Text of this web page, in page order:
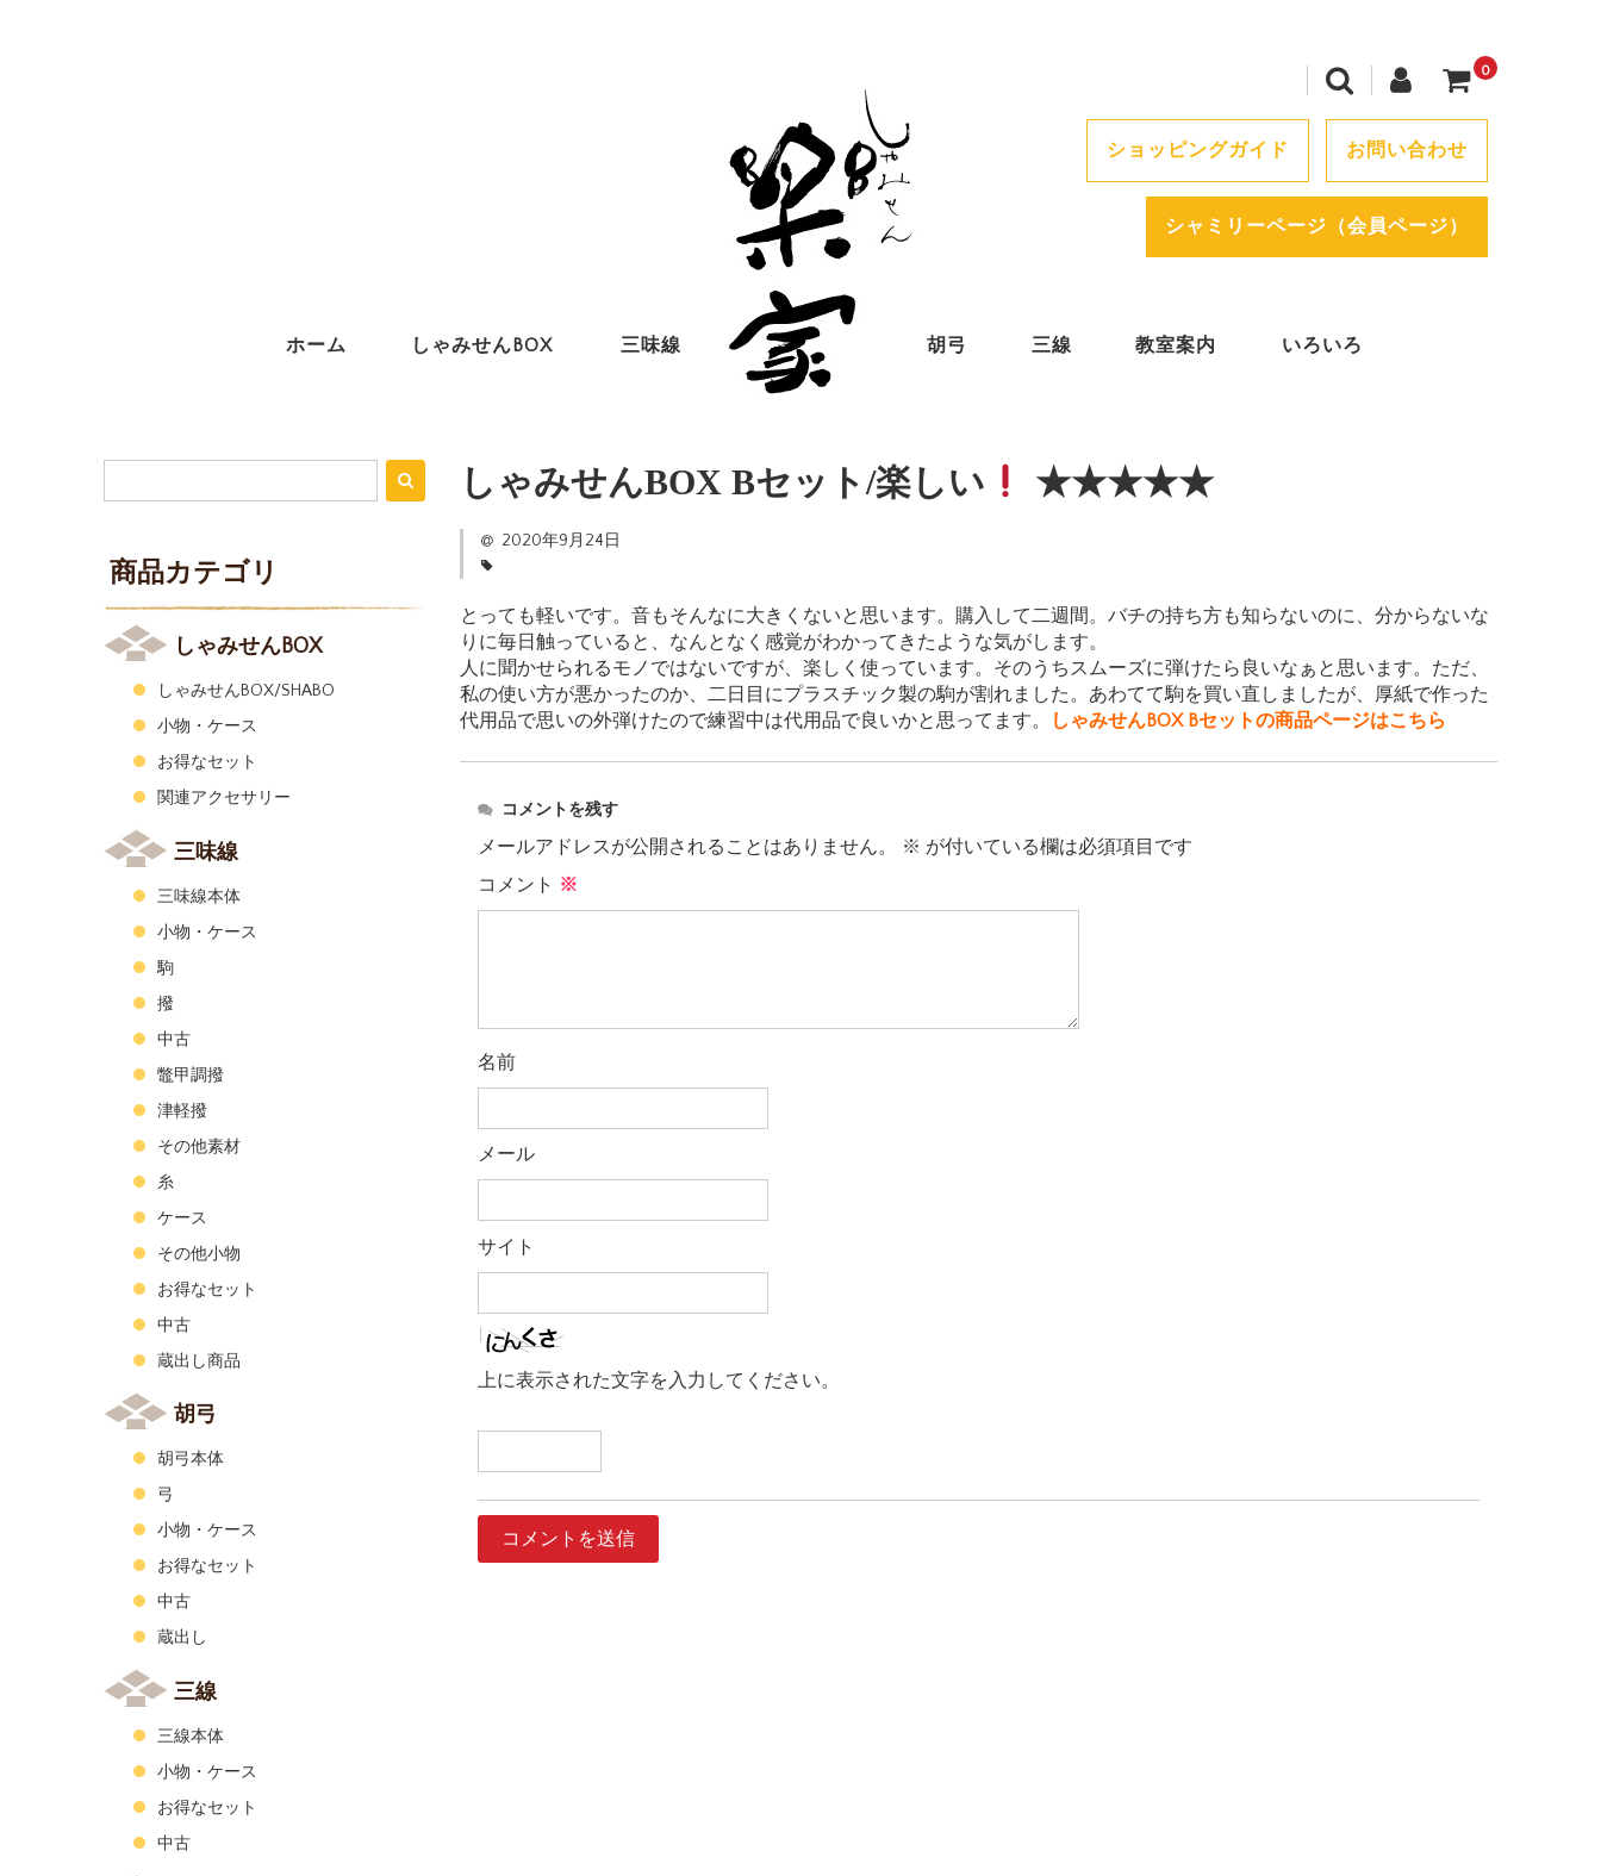
0
ホーム しゃみせんBOX 三味線 三線
胡弓 教室案内 いろいろ
ショッピングガイド お問い合わせ
シャミリーページ（会員ページ）
しゃみせんBOX Bセット/楽しい ★★★★★
2020年9月24日
とっても軽いです。音もそんなに大きくないと思います。購入して二週間。バチの持ち方も知らないのに、分からないな
りに毎日触っていると、なんとなく感覚がわかってきたような気がします。
人に聞かせられるモノではないですが、楽しく使っています。そのうちスムーズに弾けたら良いなぁと思います。ただ、
私の使い方が悪かったのか、二日目にプラスチック製の駒が割れました。あわてて駒を買い直しましたが、厚紙で作った
代用品で思いの外弾けたので練習中は代用品で良いかと思ってます。
しゃみせんBOX Bセットの商品ページはこちら
コメントを残す
メールアドレスが公開されることはありません。 ※ が付いている欄は必須項目です
コメント ※
名前
メール
サイト
上に表示された文字を入力してください。
商品カテゴリ
しゃみせんBOX
しゃみせんBOX/SHABO
小物・ケース
お得なセット
関連アクセサリー
三味線
三味線本体
小物・ケース
駒
撥
中古
鼈甲調撥
津軽撥
その他素材
糸
ケース
その他小物
お得なセット
中古
蔵出し商品
胡弓
胡弓本体
弓
小物・ケース
お得なセット
中古
蔵出し
三線
三線本体
小物・ケース
お得なセット
中古